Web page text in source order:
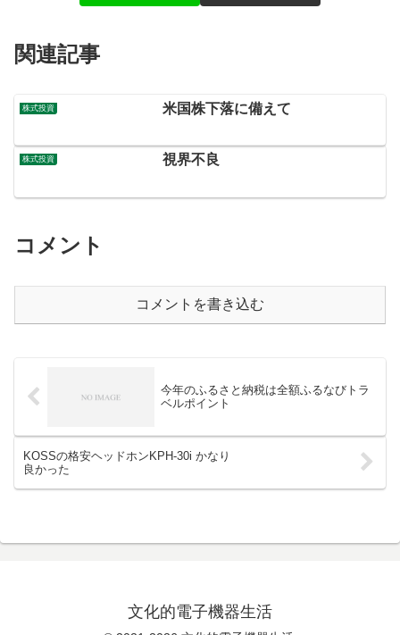
関連記事
株式投資 米国株下落に備えて
株式投資 視界不良
コメント
コメントを書き込む
今年のふるさと納税は全額ふるなびトラ
ベルポイント
KOSSの格安ヘッドホンKPH-30i かなり
良かった
文化的電子機器生活